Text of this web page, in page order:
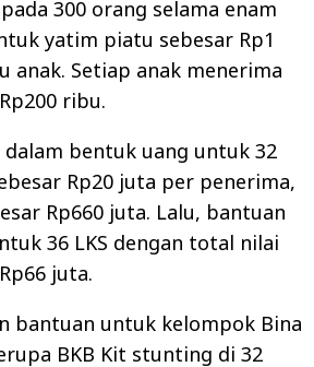
300 orang selama enam
yatim piatu sebesar Rp1
anak. Setiap anak menerima
ribu.
dalam bentuk uang untuk 32
Rp20 juta per penerima,
Rp660 juta. Lalu, bantuan
36 LKS dengan total nilai
juta.
bantuan untuk kelompok Bina
BKB Kit stunting di 32